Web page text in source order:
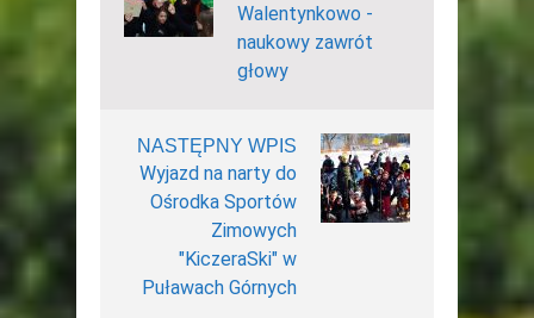
Walentynkowo -
naukowy zawrót
głowy
NASTĘPNY WPIS
Wyjazd na narty do
Ośrodka Sportów
Zimowych
"KiczeraSki" w
Puławach Górnych